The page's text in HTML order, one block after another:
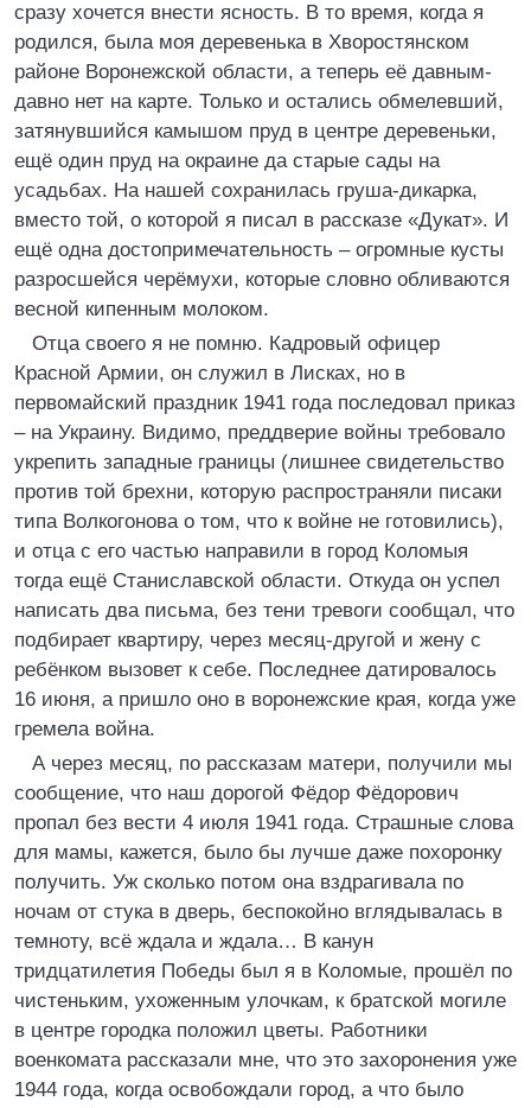
сразу хочется внести ясность. В то время, когда я
родился, была моя деревенька в Хворостянском
районе Воронежской области, а теперь её давным-
давно нет на карте. Только и остались обмелевший,
затянувшийся камышом пруд в центре деревеньки,
ещё один пруд на окраине да старые сады на
усадьбах. На нашей сохранилась груша-дикарка,
вместо той, о которой я писал в рассказе «Дукат». И
ещё одна достопримечательность – огромные кусты
разросшейся черёмухи, которые словно обливаются
весной кипенным молоком.
Отца своего я не помню. Кадровый офицер
Красной Армии, он служил в Лисках, но в
первомайский праздник 1941 года последовал приказ
– на Украину. Видимо, преддверие войны требовало
укрепить западные границы (лишнее свидетельство
против той брехни, которую распространяли писаки
типа Волкогонова о том, что к войне не готовились),
и отца с его частью направили в город Коломыя
тогда ещё Станиславской области. Откуда он успел
написать два письма, без тени тревоги сообщал, что
подбирает квартиру, через месяц-другой и жену с
ребёнком вызовет к себе. Последнее датировалось
16 июня, а пришло оно в воронежские края, когда уже
гремела война.
А через месяц, по рассказам матери, получили мы
сообщение, что наш дорогой Фёдор Фёдорович
пропал без вести 4 июля 1941 года. Страшные слова
для мамы, кажется, было бы лучше даже похоронку
получить. Уж сколько потом она вздрагивала по
ночам от стука в дверь, беспокойно вглядывалась в
темноту, всё ждала и ждала… В канун
тридцатилетия Победы был я в Коломые, прошёл по
чистеньким, ухоженным улочкам, к братской могиле
в центре городка положил цветы. Работники
военкомата рассказали мне, что это захоронения уже
1944 года, когда освобождали город, а что было